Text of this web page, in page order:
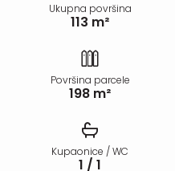
Ukupna površina
113 m²
Površina parcele
198 m²
Kupaonice / WC
1 / 1